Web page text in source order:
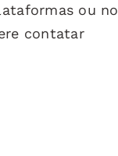
ou no
contatar